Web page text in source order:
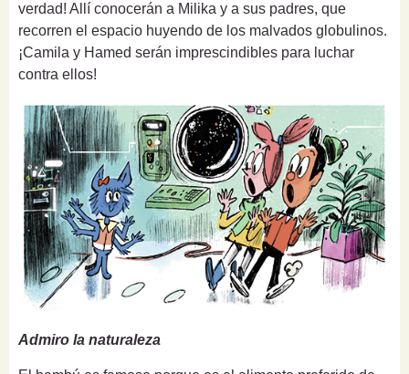
verdad! Allí conocerán a Milika y a sus padres, que
recorren el espacio huyendo de los malvados globulinos.
¡Camila y Hamed serán imprescindibles para luchar
contra ellos!
Admiro la naturaleza